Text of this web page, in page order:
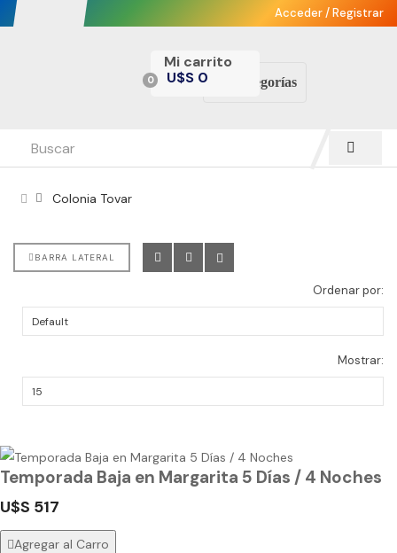
Acceder/Registrar
Categorías
Mi carrito
0- U$S 0
Colonia Tovar
BARRA LATERAL
Ordenar por:
Mostrar:
Temporada Baja en Margarita 5 Días / 4 Noches
U$S 517
Agregar al Carro